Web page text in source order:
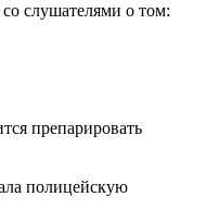
слушателями о том:
препарировать
полицейскую